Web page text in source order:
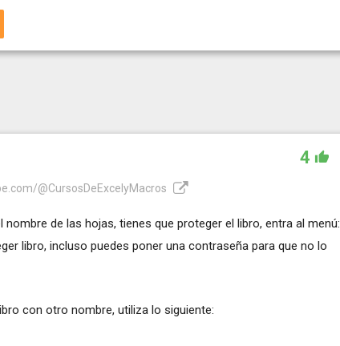
4
@CursosDeExcelyMacros
de las hojas, tienes que proteger el libro, entra al menú:
libro, incluso puedes poner una contraseña para que no lo
con otro nombre, utiliza lo siguiente: